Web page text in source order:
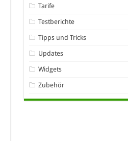
Tarife
Testberichte
Tipps und Tricks
Updates
Widgets
Zubehör